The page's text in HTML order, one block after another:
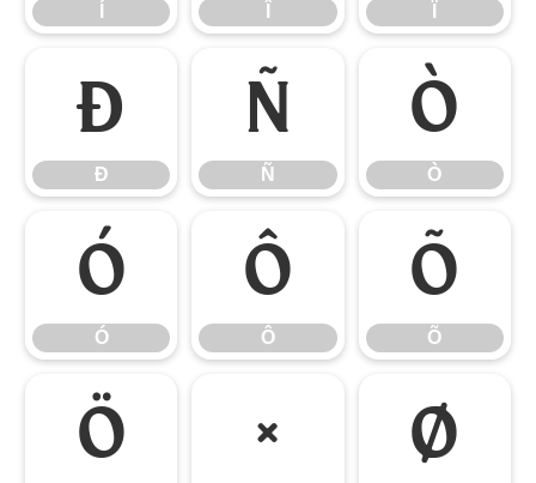
Ð
Ð
Ñ
Ñ
Ò
Ò
Ó
Ó
Ô
Ô
Õ
Õ
Ö × Ø